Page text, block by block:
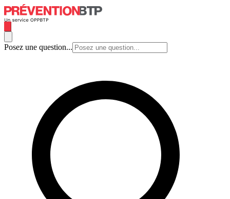
Posez une question...